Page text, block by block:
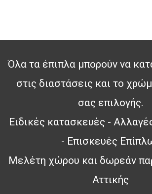
Όλα τα έπιπλα μπορούν να
στις διαστάσεις και το
σας επιλογής.
Ειδικές κατασκευές -
- Επισκευές
Μελέτη χώρου και δωρεάν
Αττικής